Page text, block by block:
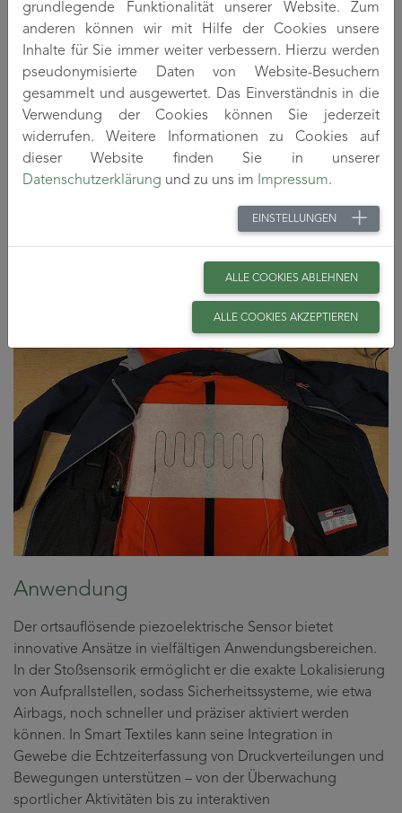
Die Sensorfasern lieferten nicht nur im Labor, sondern
auch in realen Applikationen überzeugende Ergebnisse. In
Textilien gelang es, die Sensoren mittels Stickerei zu
integrieren, wobei sie auch mehrfachen Waschzyklen bei
40 °C ohne Funktionsverlust standhielten. In
Faserverbundwerkstoffen wurde durch die Entwicklung
eines neuartigen Kontaktierungsverfahrens (Flachkontakt)
sowie durch zusätzliche Schutzmaßnahmen, wie Einsatz
eines Schrumpfschlauchs, sichergestellt, dass die
Sensoren auch bei anspruchsvollen Herstellungsprozessen
zuverlässig arbeiten und eine Positionsmessgenauigkeit
von ± 15 mm erreichen.
Anwendung
Der ortsauflösende piezoelektrische Sensor bietet
innovative Ansätze in vielfältigen Anwendungsbereichen.
In der Stoßsensorik ermöglicht er die exakte Lokalisierung
von Aufprallstellen, sodass Sicherheitssysteme, wie etwa
Airbags, noch schneller und präziser aktiviert werden
können. In Smart Textiles kann seine Integration in
Gewebe die Echtzeiterfassung von Druckverteilungen und
Bewegungen unterstützen – von der Überwachung
sportlicher Aktivitäten bis zu interaktiven
grundlegende Funktionalität unserer Website. Zum
anderen können wir mit Hilfe der Cookies unsere
Inhalte für Sie immer weiter verbessern. Hierzu werden
pseudonymisierte Daten von Website-Besuchern
gesammelt und ausgewertet. Das Einverständnis in die
Verwendung der Cookies können Sie jederzeit
widerrufen. Weitere Informationen zu Cookies auf
dieser Website finden Sie in unserer
Datenschutzerklärung und zu uns im Impressum.
EINSTELLUNGEN
ALLE COOKIES ABLEHNEN
ALLE COOKIES AKZEPTIEREN